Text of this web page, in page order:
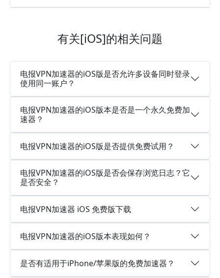
有关[iOS]的相关问题
电报VPN加速器的iOS版是否允许多设备同时登录
使用同一账户？
电报VPN加速器的iOS版本是否是一个永久免费加
速器？
电报VPN加速器的iOS版是否提供免费试用？
电报VPN加速器的iOS版是否会保存浏览日志？它
是否安全？
电报VPN加速器 iOS 免费版下载
电报VPN加速器的iOS版本表现如何？
是否有适用于iPhone/苹果版的免费加速器？